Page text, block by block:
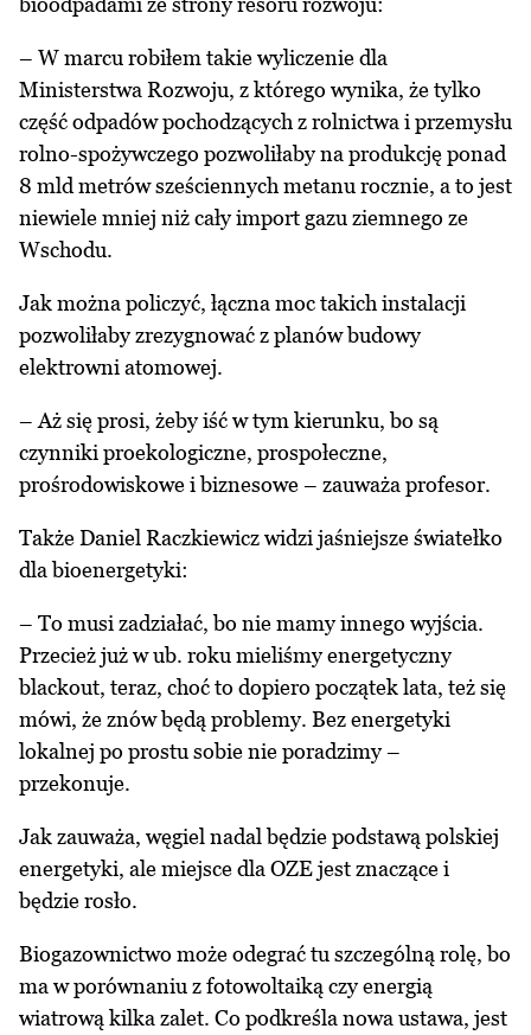
– W marcu robiłem takie wyliczenie dla
Ministerstwa Rozwoju, z którego wynika, że tylko
część odpadów pochodzących z rolnictwa i przemysłu
rolno-spożywczego pozwoliłaby na produkcję ponad
8 mld metrów sześciennych metanu rocznie, a to jest
niewiele mniej niż cały import gazu ziemnego ze
Wschodu.
Jak można policzyć, łączna moc takich instalacji
pozwoliłaby zrezygnować z planów budowy
elektrowni atomowej.
– Aż się prosi, żeby iść w tym kierunku, bo są
czynniki proekologiczne, prospołeczne,
prośrodowiskowe i biznesowe – zauważa profesor.
Także Daniel Raczkiewicz widzi jaśniejsze światełko
dla bioenergetyki:
– To musi zadziałać, bo nie mamy innego wyjścia.
Przecież już w ub. roku mieliśmy energetyczny
blackout, teraz, choć to dopiero początek lata, też się
mówi, że znów będą problemy. Bez energetyki
lokalnej po prostu sobie nie poradzimy –
przekonuje.
Jak zauważa, węgiel nadal będzie podstawą polskiej
energetyki, ale miejsce dla OZE jest znaczące i
będzie rosło.
Biogazownictwo może odegrać tu szczególną rolę, bo
ma w porównaniu z fotowoltaiką czy energią
wiatrową kilka zalet. Co podkreśla nowa ustawa, jest